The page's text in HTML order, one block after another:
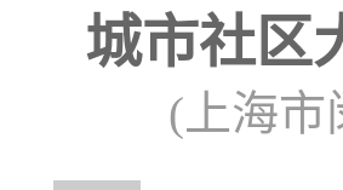
城市社区
(上海市